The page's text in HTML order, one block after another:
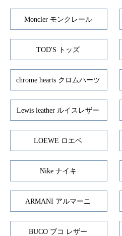
Moncler モンクレール
TOD'S トッズ
chrome hearts クロムハーツ
Lewis leather ルイスレザー
LOEWE ロエベ
Nike ナイキ
ARMANI アルマーニ
BUCO ブコ レザー